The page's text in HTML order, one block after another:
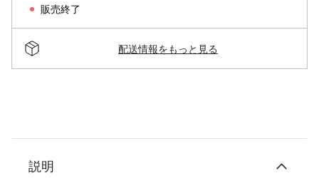
販売終了
配送情報をもっと見る
説明